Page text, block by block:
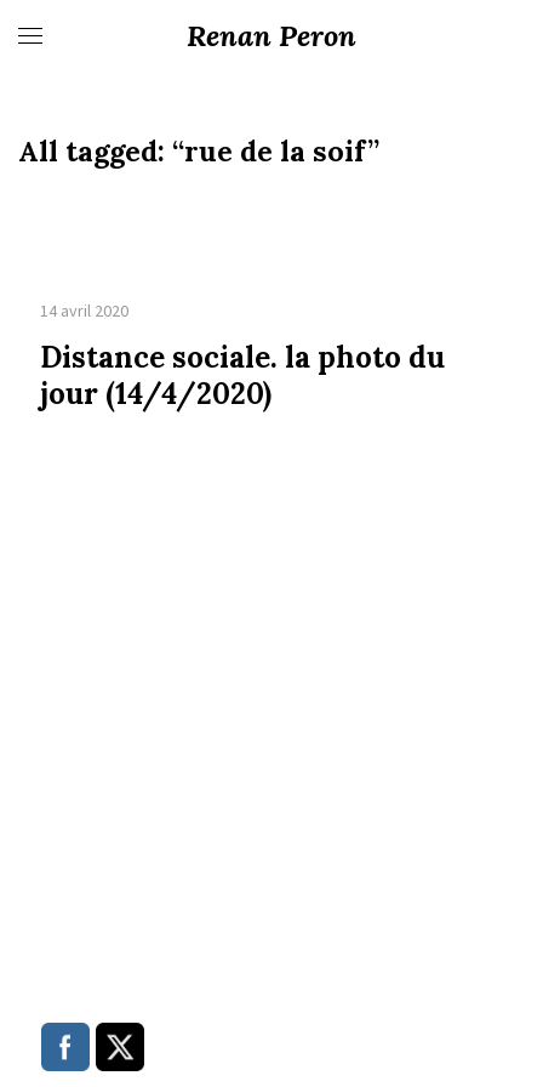
Renan Peron
All tagged: “rue de la soif”
14 avril 2020
Distance sociale. la photo du
jour (14/4/2020)